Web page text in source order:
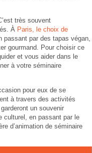
très souvent
À Paris, le choix de
passant par des tapas végan,
gourmand. Pour choisir ce
et vous aider dans le
à votre séminaire
pour eux de se
à travers des activités
un souvenir
culturel, en passant par le
d’animation de séminaire